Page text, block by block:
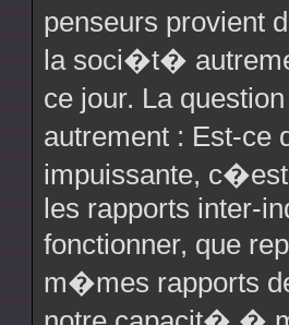
penseurs
la soci�t�
ce jour. La
autrement : Est-
impuissante,
les rapports inter-
fonctionner, que
m�mes rapports